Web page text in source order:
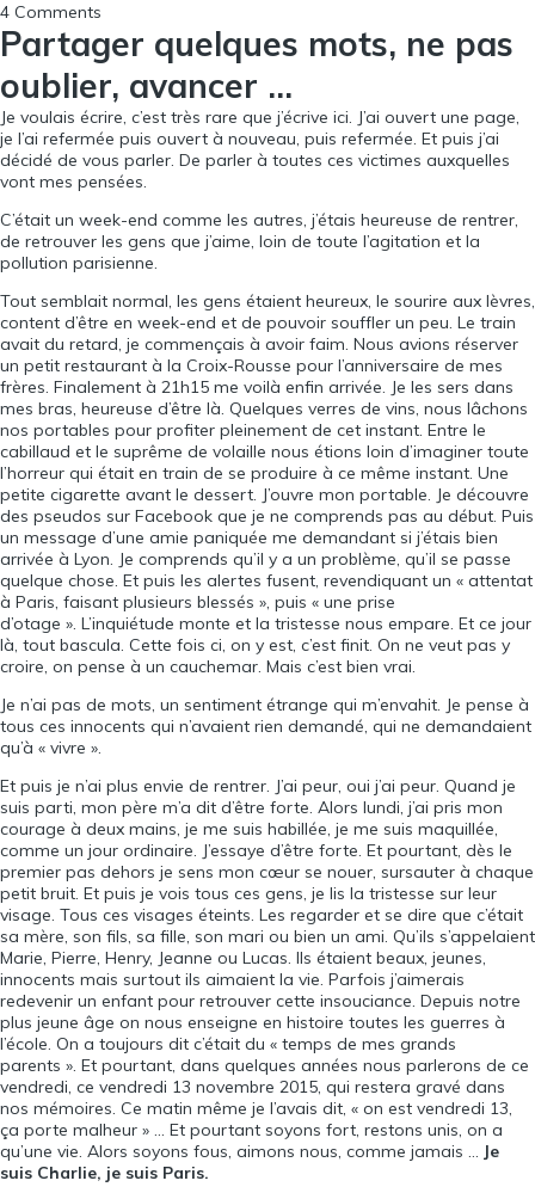
4 Comments
Partager quelques mots, ne pas
oublier, avancer …
Je voulais écrire, c’est très rare que j’écrive ici. J’ai ouvert une page,
je l’ai refermée puis ouvert à nouveau, puis refermée. Et puis j’ai
décidé de vous parler. De parler à toutes ces victimes auxquelles
vont mes pensées.
C’était un week-end comme les autres, j’étais heureuse de rentrer,
de retrouver les gens que j’aime, loin de toute l’agitation et la
pollution parisienne.
Tout semblait normal, les gens étaient heureux, le sourire aux lèvres,
content d’être en week-end et de pouvoir souffler un peu. Le train
avait du retard, je commençais à avoir faim. Nous avions réserver
un petit restaurant à la Croix-Rousse pour l’anniversaire de mes
frères. Finalement à 21h15 me voilà enfin arrivée. Je les sers dans
mes bras, heureuse d’être là. Quelques verres de vins, nous lâchons
nos portables pour profiter pleinement de cet instant. Entre le
cabillaud et le suprême de volaille nous étions loin d’imaginer toute
l’horreur qui était en train de se produire à ce même instant. Une
petite cigarette avant le dessert. J’ouvre mon portable. Je découvre
des pseudos sur Facebook que je ne comprends pas au début. Puis
un message d’une amie paniquée me demandant si j’étais bien
arrivée à Lyon. Je comprends qu’il y a un problème, qu’il se passe
quelque chose. Et puis les alertes fusent, revendiquant un « attentat
à Paris, faisant plusieurs blessés », puis « une prise
d’otage ». L’inquiétude monte et la tristesse nous empare. Et ce jour
là, tout bascula. Cette fois ci, on y est, c’est finit. On ne veut pas y
croire, on pense à un cauchemar. Mais c’est bien vrai.
Je n’ai pas de mots, un sentiment étrange qui m’envahit. Je pense à
tous ces innocents qui n’avaient rien demandé, qui ne demandaient
qu’à « vivre ».
Et puis je n’ai plus envie de rentrer. J’ai peur, oui j’ai peur. Quand je
suis parti, mon père m’a dit d’être forte. Alors lundi, j’ai pris mon
courage à deux mains, je me suis habillée, je me suis maquillée,
comme un jour ordinaire. J’essaye d’être forte. Et pourtant, dès le
premier pas dehors je sens mon cœur se nouer, sursauter à chaque
petit bruit. Et puis je vois tous ces gens, je lis la tristesse sur leur
visage. Tous ces visages éteints. Les regarder et se dire que c’était
sa mère, son fils, sa fille, son mari ou bien un ami. Qu’ils s’appelaient
Marie, Pierre, Henry, Jeanne ou Lucas. Ils étaient beaux, jeunes,
innocents mais surtout ils aimaient la vie. Parfois j’aimerais
redevenir un enfant pour retrouver cette insouciance. Depuis notre
plus jeune âge on nous enseigne en histoire toutes les guerres à
l’école. On a toujours dit c’était du « temps de mes grands
parents ». Et pourtant, dans quelques années nous parlerons de ce
vendredi, ce vendredi 13 novembre 2015, qui restera gravé dans
nos mémoires. Ce matin même je l’avais dit, « on est vendredi 13,
ça porte malheur » … Et pourtant soyons fort, restons unis, on a
qu’une vie. Alors soyons fous, aimons nous, comme jamais … Je
suis Charlie, je suis Paris.